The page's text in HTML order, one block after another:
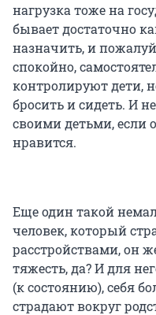
нагрузка тоже на
бывает достаточно
назначить, и
спокойно,
контролируют дети,
бросить и сидеть. И
своими детьми, если
нравится.
Еще один такой
человек, который
расстройствами, он
тяжесть, да? И для
(к состоянию), себя
страдают вокруг